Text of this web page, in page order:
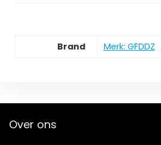
Brand Merk: GFDDZ
Over ons